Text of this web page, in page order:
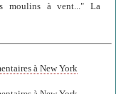
moulins à vent..." La
à New York​